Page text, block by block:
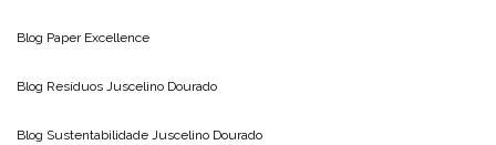
Blog Paper Excellence
Blog Resíduos Juscelino Dourado
Blog Sustentabilidade Juscelino Dourado